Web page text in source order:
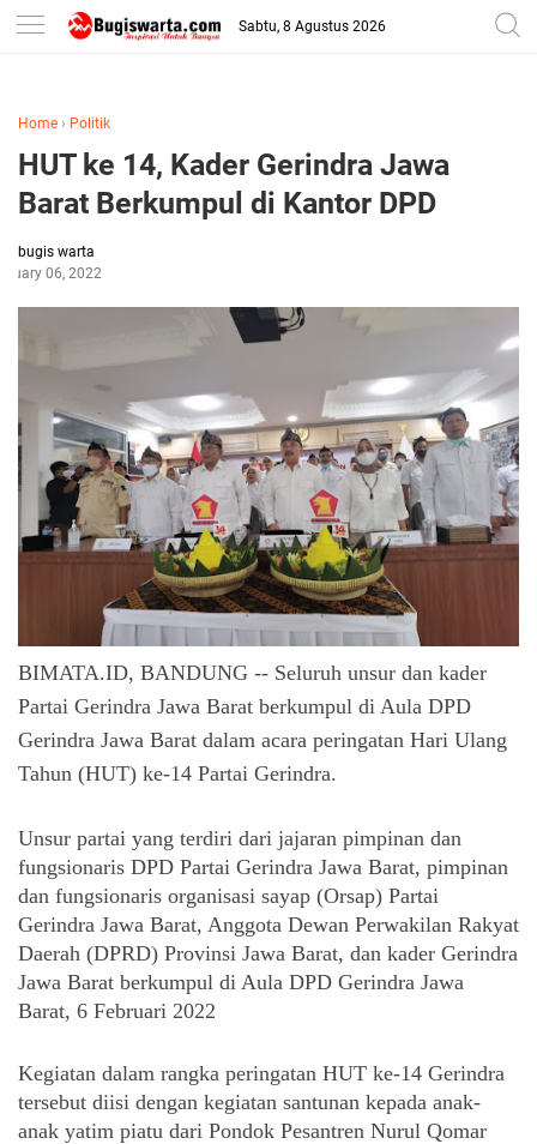
-->
Sabtu, 8 Agustus 2026
Home › Politik
HUT ke 14, Kader Gerindra Jawa
Barat Berkumpul di Kantor DPD
bugis warta
06, 2022
BIMATA.ID, BANDUNG -- Seluruh unsur dan kader
Partai Gerindra Jawa Barat berkumpul di Aula DPD
Gerindra Jawa Barat dalam acara peringatan Hari Ulang
Tahun (HUT) ke-14 Partai Gerindra.
Unsur partai yang terdiri dari jajaran pimpinan dan
fungsionaris DPD Partai Gerindra Jawa Barat, pimpinan
dan fungsionaris organisasi sayap (Orsap) Partai
Gerindra Jawa Barat, Anggota Dewan Perwakilan Rakyat
Daerah (DPRD) Provinsi Jawa Barat, dan kader Gerindra
Jawa Barat berkumpul di Aula DPD Gerindra Jawa
Barat, 6 Februari 2022
Kegiatan dalam rangka peringatan HUT ke-14 Gerindra
tersebut diisi dengan kegiatan santunan kepada anak-
anak yatim piatu dari Pondok Pesantren Nurul Qomar